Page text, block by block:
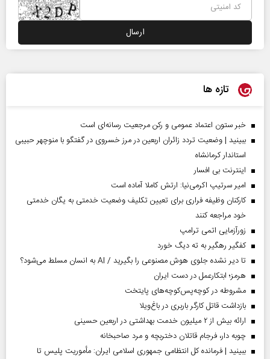
تازه ها
خبر ستون اعتماد عمومی و رکن مرجعیت رسانه‌ای است
ببینید | وضعیت تردد زائران اربعین در مرز خسروی در گفتگو با منوچهر حبیبی
استاندار کرمانشاه
اینترنت بی افسار
امیر سرتیپ اکرمی‌نیا: ارتش کاملا آماده است
کارکنان وظیفه فراری برای تعیین تکلیف وضعیت خدمتی به یگان خدمتی
خود مراجعه کنند
زورآزمایی اتمی ترامپ
کفگیر رهگیر به ته دیگ خورد
تا دیر نشده جلوی هوش مصنوعی را بگیرید / AI به انسان مسلط می‌شود؟
هرمز؛ ابتکارعمل در دست ایران
مشروطه در کوچه‌پس‌کوچه‌های پایتخت
بازداشت قاتل کارگر باربری در باغ‌ویلا
ارائه بیش از ۲ میلیون خدمت بهداشتی در اربعین حسینی
چوبه دار، فرجام قاتلان دختربچه و مرد صاحبخانه
ببینید | فرمانده کل انتظامی جمهوری اسلامی ایران­: مأموریت پلیس تا